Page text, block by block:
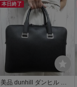
4収納可 メンズ 103988Y
本日終了
美品 dunhill ダンヒル ビ